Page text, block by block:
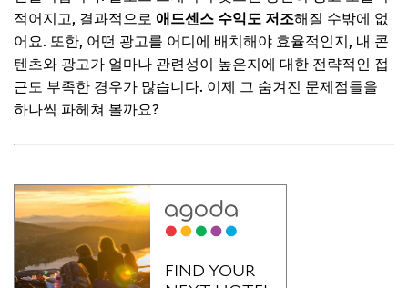
추가할인 코드 WRVE6
자주 묻는 질문
Q. 애드센스 승인 조건이 까다롭던데, 어떻게 준비해야 할까
📌 지금 뜨는 꿀정보! 놓치지 마세요
추가할인 코드 WRVE6
마무리 및 팁: 꾸준함이 최고의 전략입니다
여행 블로그, 수익은 마라톤과 같아요
적어지고, 결과적으로 애드센스 수익도 저조해질 수밖에 없
어요. 또한, 어떤 광고를 어디에 배치해야 효율적인지, 내 콘
텐츠와 광고가 얼마나 관련성이 높은지에 대한 전략적인 접
근도 부족한 경우가 많습니다. 이제 그 숨겨진 문제점들을
하나씩 파헤쳐 볼까요?